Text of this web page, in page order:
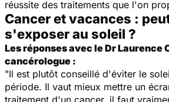
réussite des traitements que l'on
Cancer et vacances :
s'exposer au soleil ?
Les réponses avec le Dr Laurence
cancérologue :
"Il est plutôt conseillé d'éviter le
période. Il vaut mieux mettre un